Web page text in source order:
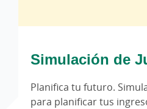
Simulación de
Planifica tu futuro.
para planificar tus